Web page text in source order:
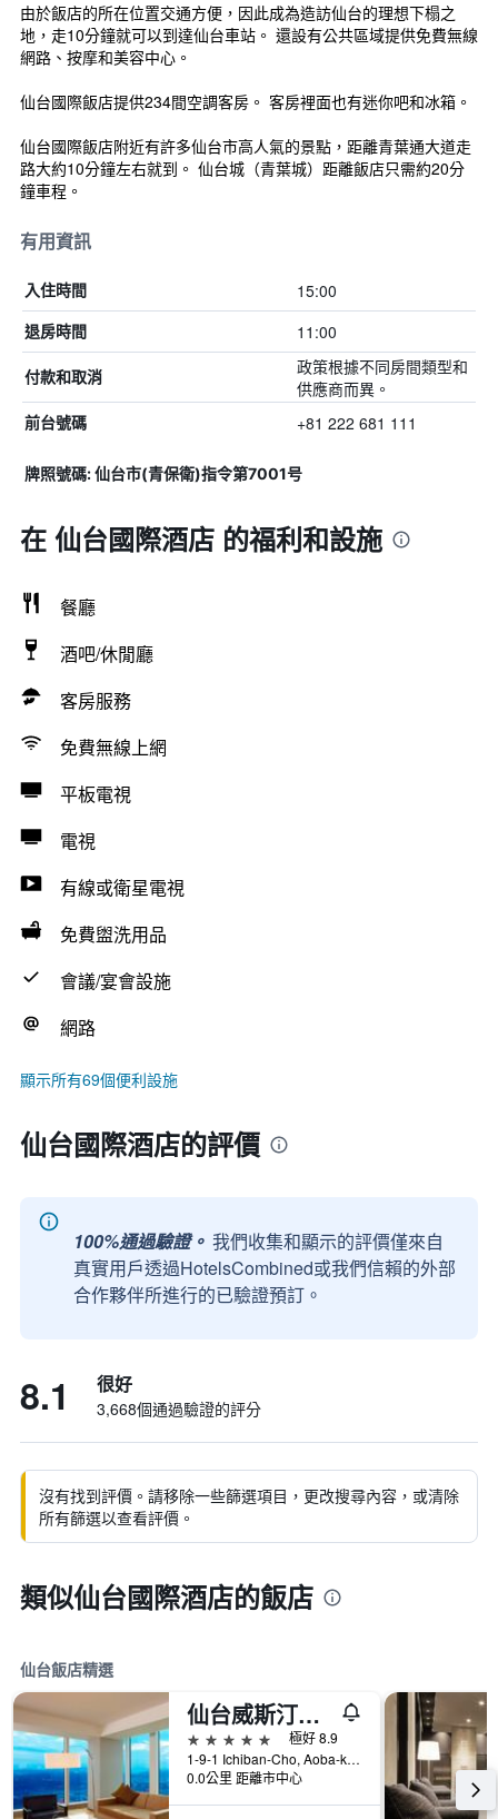
由於飯店的所在位置交通方便，因此成為造訪仙台的理想下榻之
地，走10分鐘就可以到達仙台車站。 還設有公共區域提供免費無線
網路、按摩和美容中心。
仙台國際飯店提供234間空調客房。 客房裡面也有迷你吧和冰箱。
仙台國際飯店附近有許多仙台市高人氣的景點，距離青葉通大道走
路大約10分鐘左右就到。 仙台城（青葉城）距離飯店只需約20分
鐘車程。
有用資訊
入住時間 15:00
退房時間 11:00
付款和取消
政策根據不同房間類型和
供應商而異。
前台號碼 +81 222 681 111
牌照號碼: 仙台市(青保衛)指令第7001号
在 仙台國際酒店 的福利和設施
餐廳
酒吧/休閒廳
客房服務
免費無線上網
平板電視
電視
有線或衛星電視
免費盥洗用品
會議/宴會設施
網路
顯示所有69個便利設施
仙台國際酒店的評價
100%通過驗證。 我們收集和顯示的評價僅來自
真實用戶透過HotelsCombined或我們信賴的外部
合作夥伴所進行的已驗證預訂。
8.1 很好
3,668個通過驗證的評分
沒有找到評價。請移除一些篩選項目，更改搜尋內容，或清除
所有篩選以查看評價。
類似仙台國際酒店的飯店
仙台飯店精選
仙台威斯汀酒店
5星級
極好 8.9
1-9-1 Ichiban-Cho, Aoba-ku, 仙台, 日本
0.0公里 距離市中心